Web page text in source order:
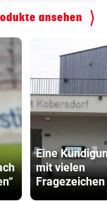
ansehen
Eine
mit vielen
Fragezeichen